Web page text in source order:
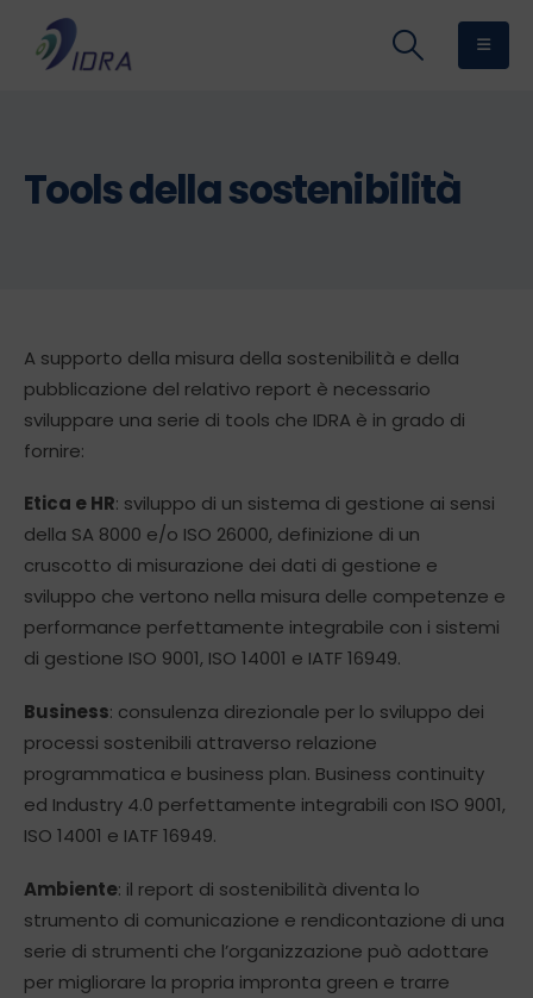
Tools della sostenibilità
A supporto della misura della sostenibilità e della
pubblicazione del relativo report è necessario
sviluppare una serie di tools che IDRA è in grado di
fornire:
Etica e HR: sviluppo di un sistema di gestione ai sensi
della SA 8000 e/o ISO 26000, definizione di un
cruscotto di misurazione dei dati di gestione e
sviluppo che vertono nella misura delle competenze e
performance perfettamente integrabile con i sistemi
di gestione ISO 9001, ISO 14001 e IATF 16949.
Business: consulenza direzionale per lo sviluppo dei
processi sostenibili attraverso relazione
programmatica e business plan. Business continuity
ed Industry 4.0 perfettamente integrabili con ISO 9001,
ISO 14001 e IATF 16949.
Ambiente: il report di sostenibilità diventa lo
strumento di comunicazione e rendicontazione di una
serie di strumenti che l’organizzazione può adottare
per migliorare la propria impronta green e trarre